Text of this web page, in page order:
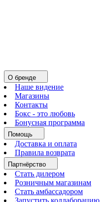
О бренде
Наше видение
Магазины
Контакты
Бокс - это любовь
Бонусная программа
Помощь
Доставка и оплата
Правила возврата
Партнёрство
Стать дилером
Розничным магазинам
Стать амбассадором